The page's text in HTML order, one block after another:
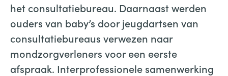
het consultatiebureau. Daarnaast werden
ouders van baby’s door jeugdartsen van
consultatiebureaus verwezen naar
mondzorgverleners voor een eerste
afspraak. Interprofessionele samenwerking